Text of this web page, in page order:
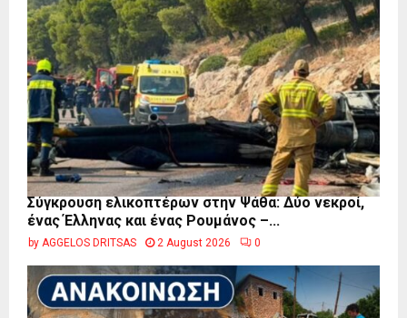
Σύγκρουση ελικοπτέρων στην Ψάθα: Δύο νεκροί,
ένας Έλληνας και ένας Ρουμάνος –...
by AGGELOS DRITSAS 2 August 2026 0